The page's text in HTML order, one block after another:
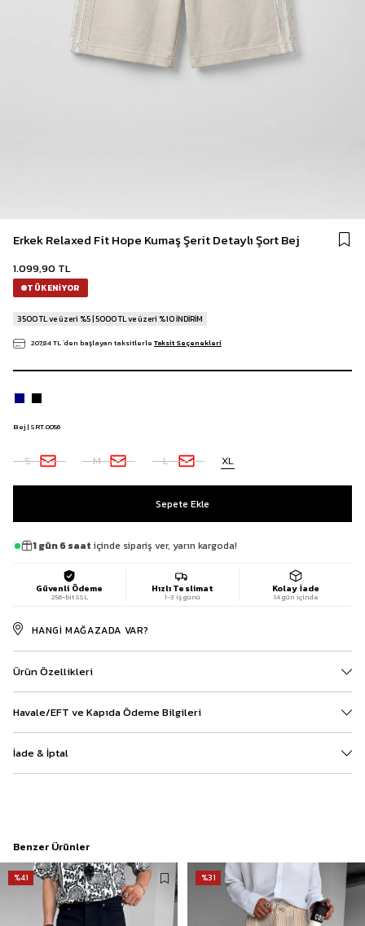
Erkek Relaxed Fit Hope Kumaş Şerit Detaylı Şort Bej
1.099,90 TL
TÜKENIYOR
3500 TL ve üzeri %5 | 5000 TL ve üzeri %10 İNDİRİM
207,84 TL`den başlayan taksitlerle Taksit Seçenekleri
Bej | SRT.0056
S M L XL
1 gün 6 saat içinde sipariş ver, yarın kargoda!
Güvenli Ödeme
256-bit SSL
Hızlı Teslimat
1-3 iş günü
Kolay İade
14 gün içinde
HANGI MAĞAZADA VAR?
Ürün Özellikleri
Havale/EFT ve Kapıda Ödeme Bilgileri
İade & İptal
Benzer Ürünler
%41 %31